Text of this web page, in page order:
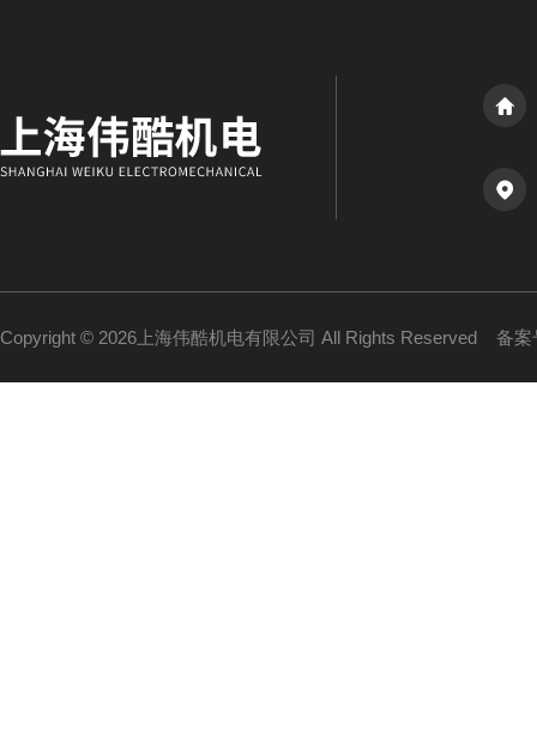
Copyright © 2026上海伟酷机电有限公司 All Rights Reserved 备案